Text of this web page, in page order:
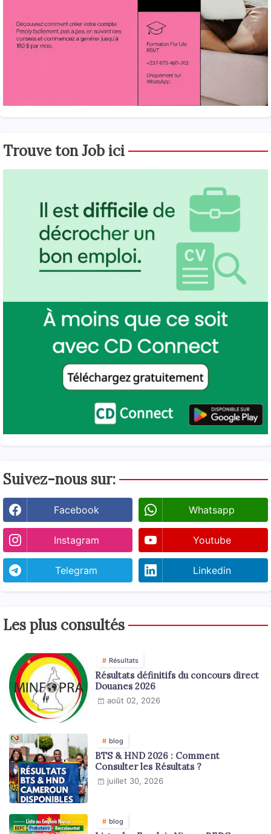
Trouve ton Job ici
Suivez-nous sur:
Facebook Whatsapp
Instagram Youtube
Telegram Linkedin
Les plus consultés
Résultats
Résultats définitifs du concours direct
Douanes 2026
août 02, 2026
blog
BTS & HND 2026 : Comment
Consulter les Résultats ?
juillet 30, 2026
blog